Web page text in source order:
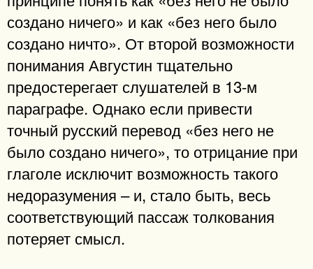
создано ничего» и как «без него было
создано ничто». От второй возможности
понимания Августин тщательно
предостерегает слушателей в 13-м
параграфе. Однако если привести
точный русский перевод «без него не
было создано ничего», то отрицание при
глаголе исключит возможность такого
недоразумения – и, стало быть, весь
соответствующий пассаж толкования
потеряет смысл.